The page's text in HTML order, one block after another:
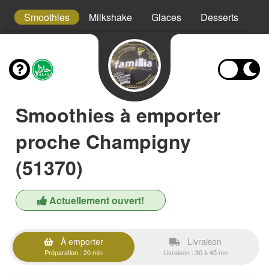
Smoothies Milkshake Glaces Desserts
Smoothies à emporter
proche Champigny
(51370)
Actuellement ouvert!
À emporter
Préparation : 20 min
Livraison
Livraison : 30 à 45 mn